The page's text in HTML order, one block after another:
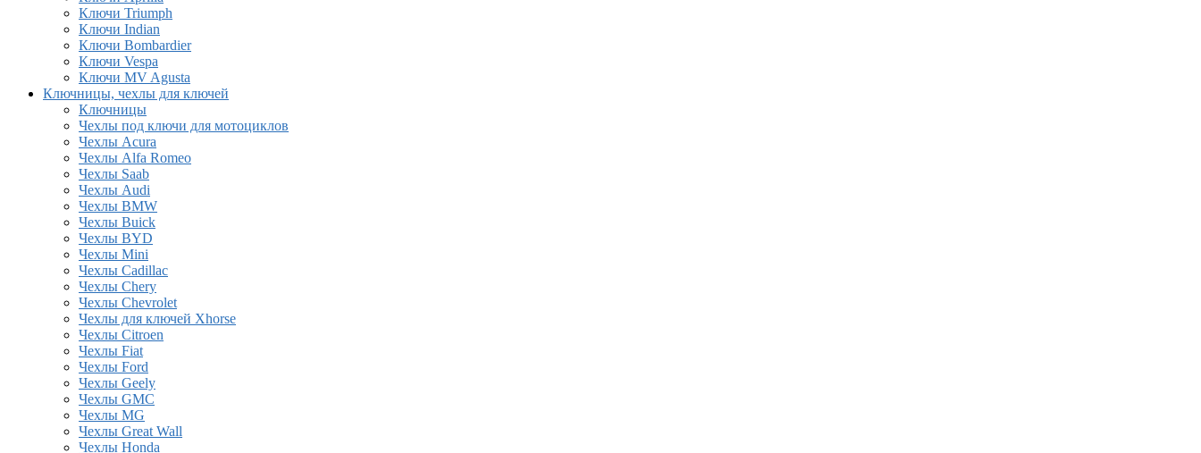
Ключи Triumph
Ключи Indian
Ключи Bombardier
Ключи Vespa
Ключи MV Agusta
Ключницы, чехлы для ключей
Ключницы
Чехлы под ключи для мотоциклов
Чехлы Acura
Чехлы Alfa Romeo
Чехлы Saab
Чехлы Audi
Чехлы BMW
Чехлы Buick
Чехлы BYD
Чехлы Mini
Чехлы Cadillac
Чехлы Chery
Чехлы Chevrolet
Чехлы для ключей Xhorse
Чехлы Citroen
Чехлы Fiat
Чехлы Ford
Чехлы Geely
Чехлы GMC
Чехлы MG
Чехлы Great Wall
Чехлы Honda